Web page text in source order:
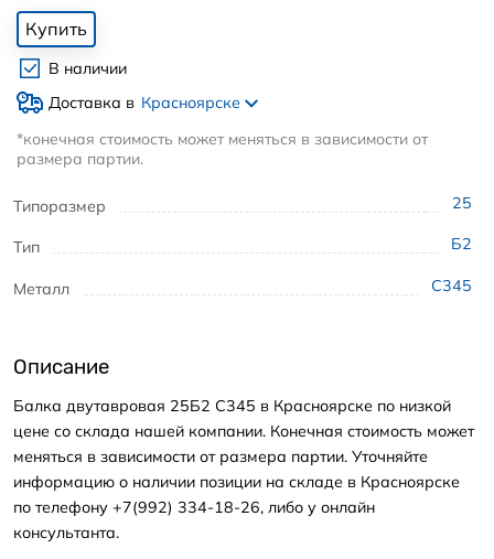
Типоразмер 25
Тип Б2
Металл С345
Купить
В наличии
Доставка в Красноярске
*конечная стоимость может меняться в зависимости от
размера партии.
Описание
Балка двутавровая 25Б2 С345 в Красноярске по низкой
цене со склада нашей компании. Конечная стоимость может
меняться в зависимости от размера партии. Уточняйте
информацию о наличии позиции на складе в Красноярске
по телефону +7(992) 334-18-26, либо у онлайн
консультанта.